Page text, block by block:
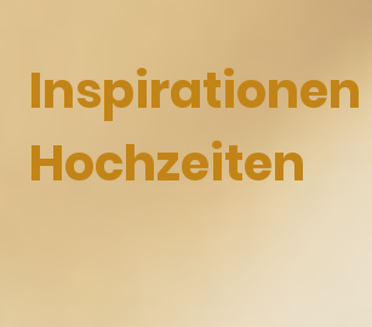
Inspirationen
Hochzeiten